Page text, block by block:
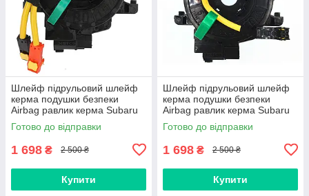
Шлейф підрульовий шлейф
керма подушки безпеки
Airbag равлик керма Subaru
Forester Impreza Legacy
Outback XV 83196FJ010
Готово до відправки
1 698 ₴ 2 500 ₴
Купити
Шлейф підрульовий шлейф
керма подушки безпеки
Airbag равлик керма Subaru
Forester Impreza Legacy
Outback XV 83196FJ000
Готово до відправки
1 698 ₴ 2 500 ₴
Купити